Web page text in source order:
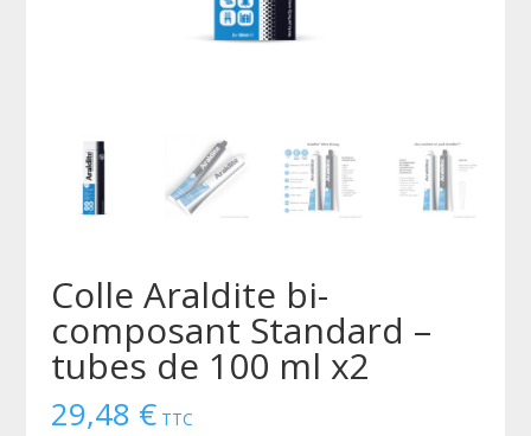
Colle Araldite bi-
composant Standard –
tubes de 100 ml x2
29,48 € TTC